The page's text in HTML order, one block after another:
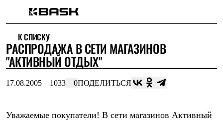
Интернет-магазин
Мужская одежда
Утепленная пухом
Куртки
Жилеты
Куртки
К СПИСКУ
РАСПРОДАЖА В СЕТИ МАГАЗИНОВ
"АКТИВНЫЙ ОТДЫХ"
17.08.2005 1033 0ПОДЕЛИТЬСЯ
Уважаемые покупатели! В сети магазинов Активный